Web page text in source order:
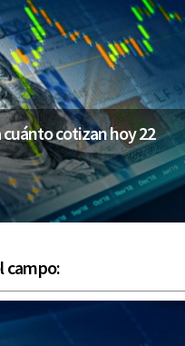
cotizan hoy 22
campo: